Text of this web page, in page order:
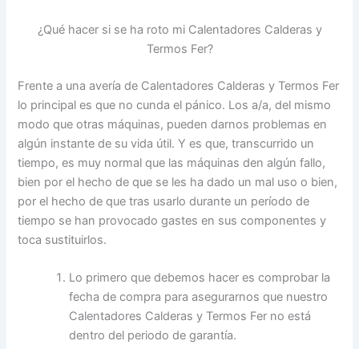
¿Qué hacer si se ha roto mi Calentadores Calderas y
Termos Fer?
Frente a una avería de Calentadores Calderas y Termos Fer
lo principal es que no cunda el pánico. Los a/a, del mismo
modo que otras máquinas, pueden darnos problemas en
algún instante de su vida útil. Y es que, transcurrido un
tiempo, es muy normal que las máquinas den algún fallo,
bien por el hecho de que se les ha dado un mal uso o bien,
por el hecho de que tras usarlo durante un período de
tiempo se han provocado gastes en sus componentes y
toca sustituirlos.
Lo primero que debemos hacer es comprobar la
fecha de compra para asegurarnos que nuestro
Calentadores Calderas y Termos Fer no está
dentro del periodo de garantía.